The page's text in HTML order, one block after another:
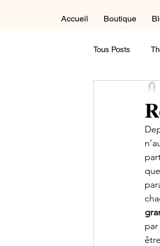
Accueil Boutique
Tous Posts
Autour du
Dans la
Contemple !